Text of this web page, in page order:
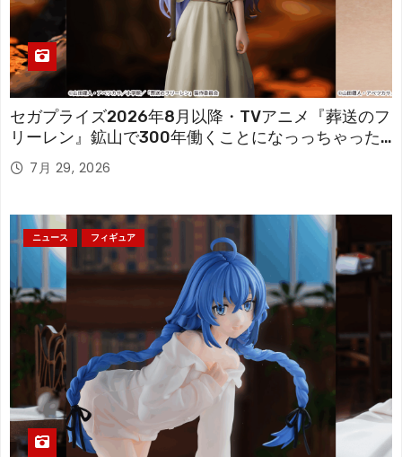
セガプライズ2026年8月以降・TVアニメ『葬送のフ
リーレン』鉱山で300年働くことになっっちゃった
「フリーレン」を立体化！
7月 29, 2026
ニュース フィギュア